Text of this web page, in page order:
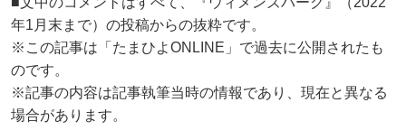
年1月末まで）の投稿からの抜粋です。
※この記事は「たまひよONLINE」で過去に公開されたも
のです。
※記事の内容は記事執筆当時の情報であり、現在と異なる
場合があります。